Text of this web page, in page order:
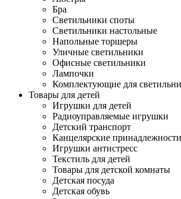
Бра
Светильники споты
Светильники настольные
Напольные торшеры
Уличные светильники
Офисные светильники
Лампочки
Комплектующие для
Товары для детей
Игрушки для детей
Радиоуправляемые игрушки
Детский транспорт
Канцелярские
Игрушки антистресс
Текстиль для детей
Товары для детской комнаты
Детская посуда
Детская обувь